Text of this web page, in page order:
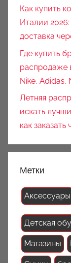
Как купить
Италии
доставка
Где купить
распродаже
Nike, Adidas,
Летняя
искать
как
Метки
Аксессуары
Детская
Магазины